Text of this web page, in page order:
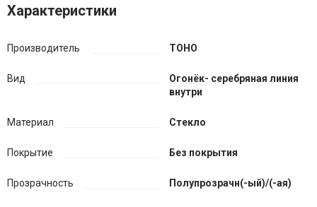
Характеристики
Производитель TOHO
Вид
Огонёк- серебряная линия
внутри
Материал Стекло
Покрытие Без покрытия
Прозрачность Полупрозрачн(-ый)/(-ая)